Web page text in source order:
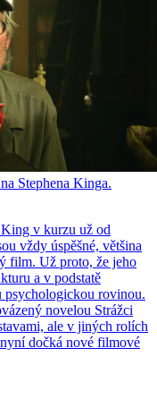
Stephena Kinga.
King v kurzu už od
vždy úspěšné, většina
film. Už proto, že jeho
a v podstatě
psychologickou rovinou.
novelou Strážci
ale v jiných rolích
dočká nové filmové